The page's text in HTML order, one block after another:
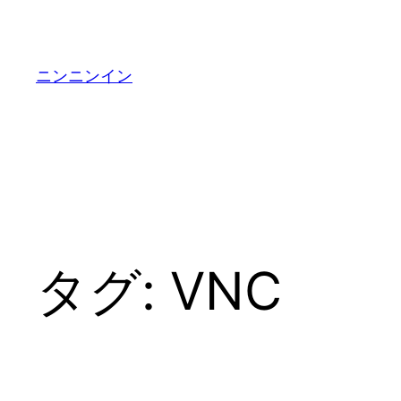
ニンニンイン
タグ: VNC